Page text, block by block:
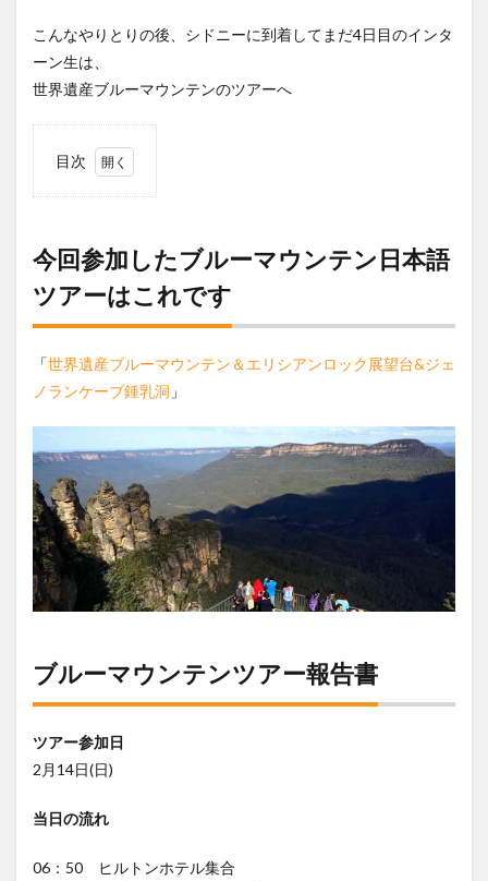
こんなやりとりの後、シドニーに到着してまだ4日目のインタ
ーン生は、
世界遺産ブルーマウンテンのツアーへ
目次
した
ブル
ーマ
ウン
テン
語ツ
アー
れで
2
ブル
ーマ
ウン
テン
ツア
ー報
日本
が面
い！
4
ヒル
ホテ
今回参加したブルーマウンテン日本語
ツアーはこれです
「世界遺産ブルーマウンテン＆エリシアンロック展望台&ジェ
ノランケーブ鍾乳洞 」
ブルーマウンテンツアー報告書
ツアー参加日
2月14日(日)
当日の流れ
06：50 ヒルトンホテル集合